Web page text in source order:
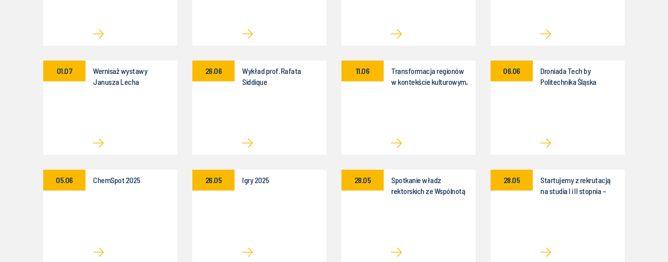
Wernisaż wystawy
Janusza Lecha
01.07
Wykład prof. Rafata
Siddique
26.06
Transformacja regionów
w kontekście kulturowym,
11.06
Droniada Tech by
Politechnika Śląska
06.06
ChemSpot 2025
05.06 Igry 2025
26.05
Spotkanie władz
rektorskich ze Wspólnotą
28.05
Startujemy z rekrutacją
na studia I i II stopnia –
28.05